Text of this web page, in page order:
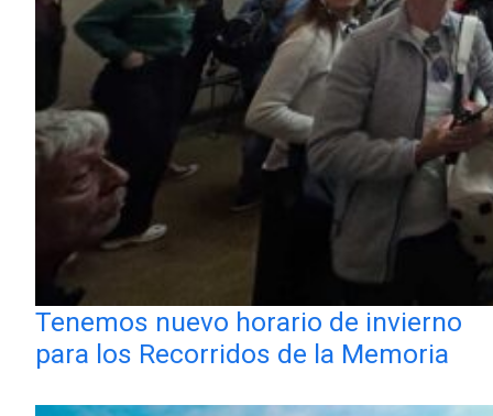
Tenemos nuevo horario de invierno
para los Recorridos de la Memoria